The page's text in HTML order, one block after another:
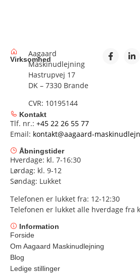
Virksomhed
Aagaard
Maskinudlejning
Hastrupvej 17
DK – 7330 Brande
CVR: 10195144
Kontakt
Tlf. nr.: +45 22 26 55 77
Email: kontakt@aagaard-
Åbningstider
Hverdage: kl. 7-16:30
Lørdag: kl. 9-12
Søndag: Lukket
Telefonen er lukket fra: 12-12:30
Telefonen er lukket alle hverdage fra
Information
Forside
Om Aagaard Maskinudlejning
Blog
Ledige stillinger